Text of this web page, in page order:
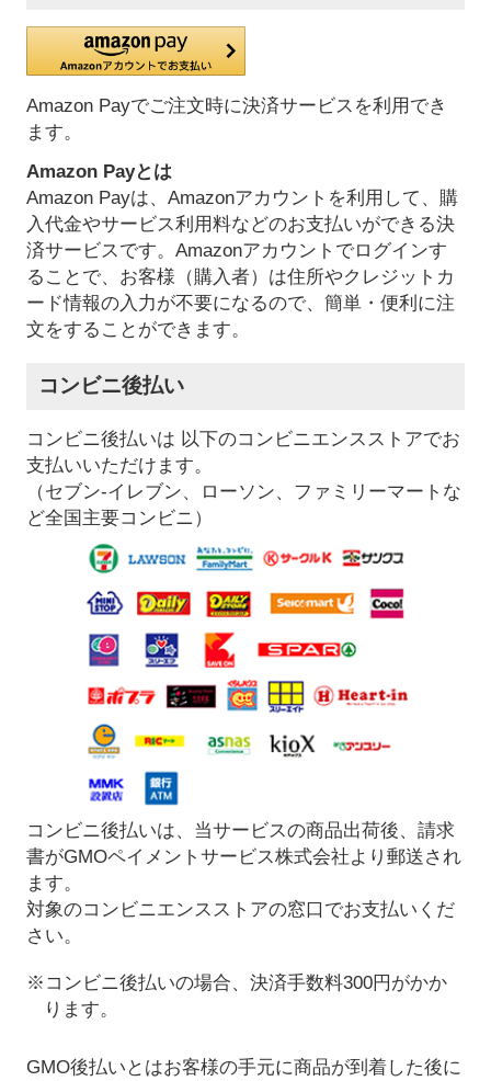
Amazon Payでご注文時に決済サービスを利用でき
ます。
Amazon Payとは
Amazon Payは、Amazonアカウントを利用して、購
入代金やサービス利用料などのお支払いができる決
済サービスです。Amazonアカウントでログインす
ることで、お客様（購入者）は住所やクレジットカ
ード情報の入力が不要になるので、簡単・便利に注
文をすることができます。
コンビニ後払い
コンビニ後払いは 以下のコンビニエンスストアでお
支払いいただけます。
（セブン-イレブン、ローソン、ファミリーマートな
ど全国主要コンビニ）
コンビニ後払いは、当サービスの商品出荷後、請求
書がGMOペイメントサービス株式会社より郵送され
ます。
対象のコンビニエンスストアの窓口でお支払いくだ
さい。
※コンビニ後払いの場合、決済手数料300円がかか
ります。
GMO後払いとはお客様の手元に商品が到着した後に